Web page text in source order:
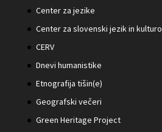
Center za jezike
Center za slovenski jezik in kulturo
CERV
Dnevi humanistike
Etnografija tišin(e)
Geografski večeri
Green Heritage Project